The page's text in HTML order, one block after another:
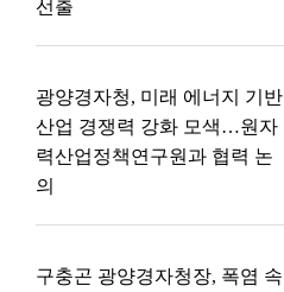
선출
광양경자청, 미래 에너지 기반
산업 경쟁력 강화 모색…원자
력산업정책연구원과 협력 논
의
구충곤 광양경자청장, 폭염 속